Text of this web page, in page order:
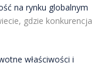
na rynku globalnym
gdzie konkurencja
właściwości i